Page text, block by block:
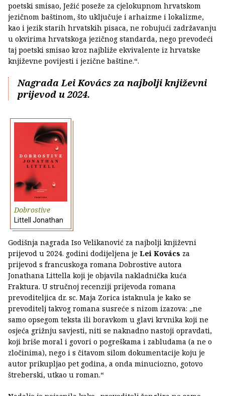
poetski smisao, Ježić poseže za cjelokupnom hrvatskom
jezičnom baštinom, što uključuje i arhaizme i lokalizme,
kao i jezik starih hrvatskih pisaca, ne robujući zadržavanju
u okvirima hrvatskoga jezičnog standarda, nego prevodeći
taj poetski smisao kroz najbliže ekvivalente iz hrvatske
književne povijesti i jezične baštine.“.
Nagrada Lei Kovács za najbolji književni
prijevod u 2024.
Dobrostive
Littell Jonathan
Godišnja nagrada Iso Velikanović za najbolji književni
prijevod u 2024. godini dodijeljena je Lei Kovács za
prijevod s francuskoga romana Dobrostive autora
Jonathana Littella koji je objavila nakladnička kuća
Fraktura. U stručnoj recenziji prijevoda romana
prevoditeljica dr. sc. Maja Zorica istaknula je kako se
prevoditelj takvog romana susreće s nizom izazova: „ne
samo opsegom teksta ili boravkom u glavi krvnika koji ne
osjeća grižnju savjesti, niti se naknadno nastoji opravdati,
koji briše moral i govori o pogreškama i zabludama (a ne o
zločinima), nego i s čitavom silom dokumentacije koju je
autor prikupljao pet godina, a onda minuciozno, gotovo
štreberski, utkao u roman.“